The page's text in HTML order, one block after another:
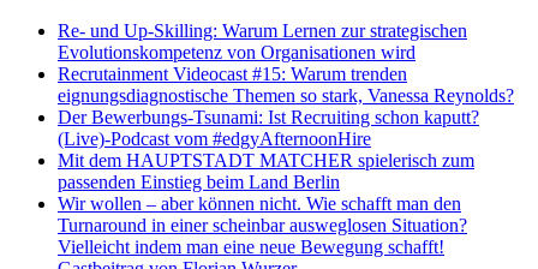
Re- und Up-Skilling: Warum Lernen zur strategischen
Evolutionskompetenz von Organisationen wird
Recrutainment Videocast #15: Warum trenden
eignungsdiagnostische Themen so stark, Vanessa Reynolds?
Der Bewerbungs-Tsunami: Ist Recruiting schon kaputt?
(Live)-Podcast vom #edgyAfternoonHire
Mit dem HAUPTSTADT MATCHER spielerisch zum
passenden Einstieg beim Land Berlin
Wir wollen – aber können nicht. Wie schafft man den
Turnaround in einer scheinbar ausweglosen Situation?
Vielleicht indem man eine neue Bewegung schafft!